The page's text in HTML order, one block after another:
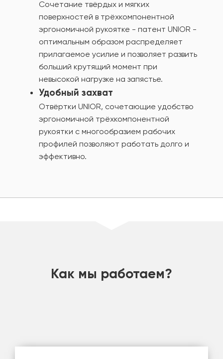
Сочетание твёрдых и мягких
поверхностей в трёхкомпонентной
эргономичной рукоятке - патент UNIOR -
оптимальным образом распределяет
прилагаемое усилие и позволяет развить
больший крутящий момент при
невысокой нагрузке на запястье.
Удобный захват
Отвёртки UNIOR, сочетающие удобство
эргономичной трёхкомпонентной
рукоятки с многообразием рабочих
профилей позволяют работать долго и
эффективно.
Как мы работаем?